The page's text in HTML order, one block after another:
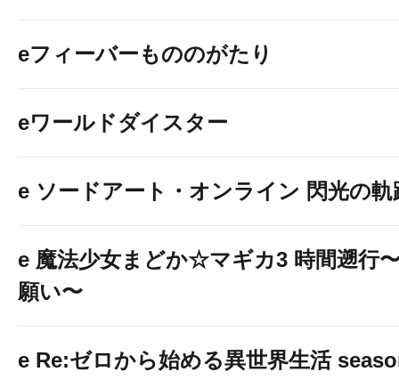
eフィーバーもののがたり
eワールドダイスター
e ソードアート・オンライン 閃光の軌
e 魔法少女まどか☆マギカ3 時間遡行
願い〜
e Re:ゼロから始める異世界生活